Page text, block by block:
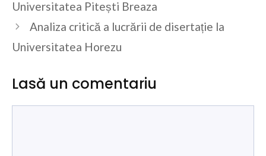
Universitatea Pitești Breaza
Analiza critică a lucrării de disertație la
Universitatea Horezu
Lasă un comentariu